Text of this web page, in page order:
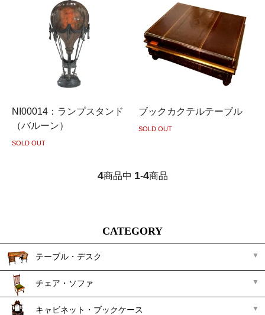
NI00014：ランプスタンド
（バルーン）
SOLD OUT
ブックカクテルテーブル
SOLD OUT
4商品中 1-4商品
CATEGORY
テーブル・デスク
チェア・ソファ
キャビネット・ブックケース